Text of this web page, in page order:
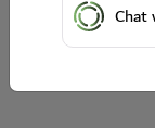
Chat